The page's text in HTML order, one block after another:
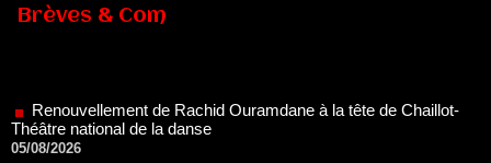
Brèves & Com
05/08/2026
Nomination de Jérôme Montchal à la direction du Phénix,
Scène nationale de Valenciennes Métropole